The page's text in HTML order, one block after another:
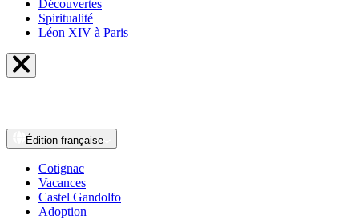
Découvertes
Spiritualité
Léon XIV à Paris
Édition française
Cotignac
Vacances
Castel Gandolfo
Adoption